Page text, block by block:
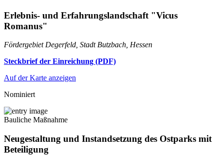
Erlebnis- und Erfahrungslandschaft "Vicus
Romanus"
Fördergebiet Degerfeld, Stadt Butzbach, Hessen
Steckbrief der Einreichung (PDF)
Auf der Karte anzeigen
Nominiert
Bauliche Maßnahme
Neugestaltung und Instandsetzung des Ostparks mit
Beteiligung